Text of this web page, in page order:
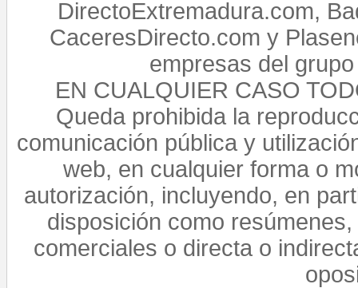
DirectoExtremadura.com,
CaceresDirecto.com y
empresas del
EN CUALQUIER CASO
Queda prohibida la
comunicación pública y
web, en cualquier forma o
autorización, incluyendo, en
disposición como
comerciales o directa o